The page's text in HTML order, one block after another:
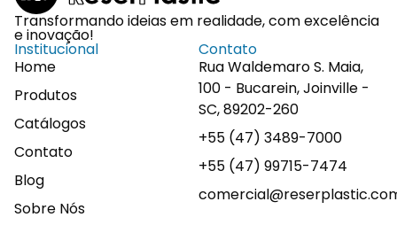
Transformando ideias em realidade, com excelência
e inovação!
Institucional
Home
Produtos
Catálogos
Contato
Blog
Sobre Nós
Contato
Rua Waldemaro S. Maia,
100 - Bucarein, Joinville -
SC, 89202-260
+55 (47) 3489-7000
+55 (47) 99715-7474